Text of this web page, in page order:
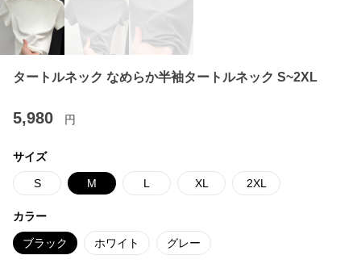
タートルネック なめらか半袖タートルネック S~2XL
5,980 円
サイズ
S M L XL 2XL
カラー
ブラック ホワイト グレー